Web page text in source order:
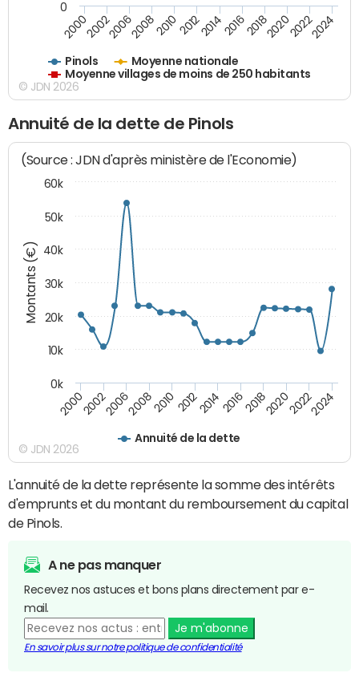
Pinols
Moyenne nationale
Moyenne villages de moins de 250 habitants
200020022006200820102012201420162018202020222024
0
© JDN 2026
Annuité de la dette de Pinols
Montants (€)
(Source : JDN d'après ministère de l'Economie)
Annuité de la dette
20002002200620082010 2012201420162018202020222024
0k
10k
20k
30k
40k
50k
60k
© JDN 2026
L'annuité de la dette représente la somme des intérêts
d'emprunts et du montant du remboursement du capital
de Pinols.
A ne pas manquer
Recevez nos astuces et bons plans directement par e-
mail.
Je m'abonne
En savoir plus sur notre politique de confidentialité